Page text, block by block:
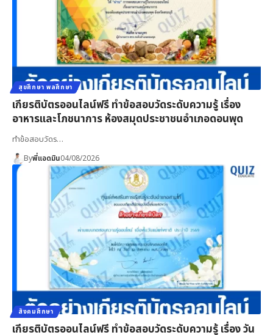
สุขศึกษา พลศึกษา
เกียรติบัตรออนไลน์ฟรี ทำข้อสอบวัดระดับความรู้ เรื่อง
อาหารและโภชนาการ ห้องสมุดประชาชนอำเภอดอนพุด
ทำข้อสอบวัดร…
Byพี่แอดมิน04/08/2026
สังคมศึกษา
เกียรติบัตรออนไลน์ฟรี ทำข้อสอบวัดระดับความรู้ เรื่อง วัน